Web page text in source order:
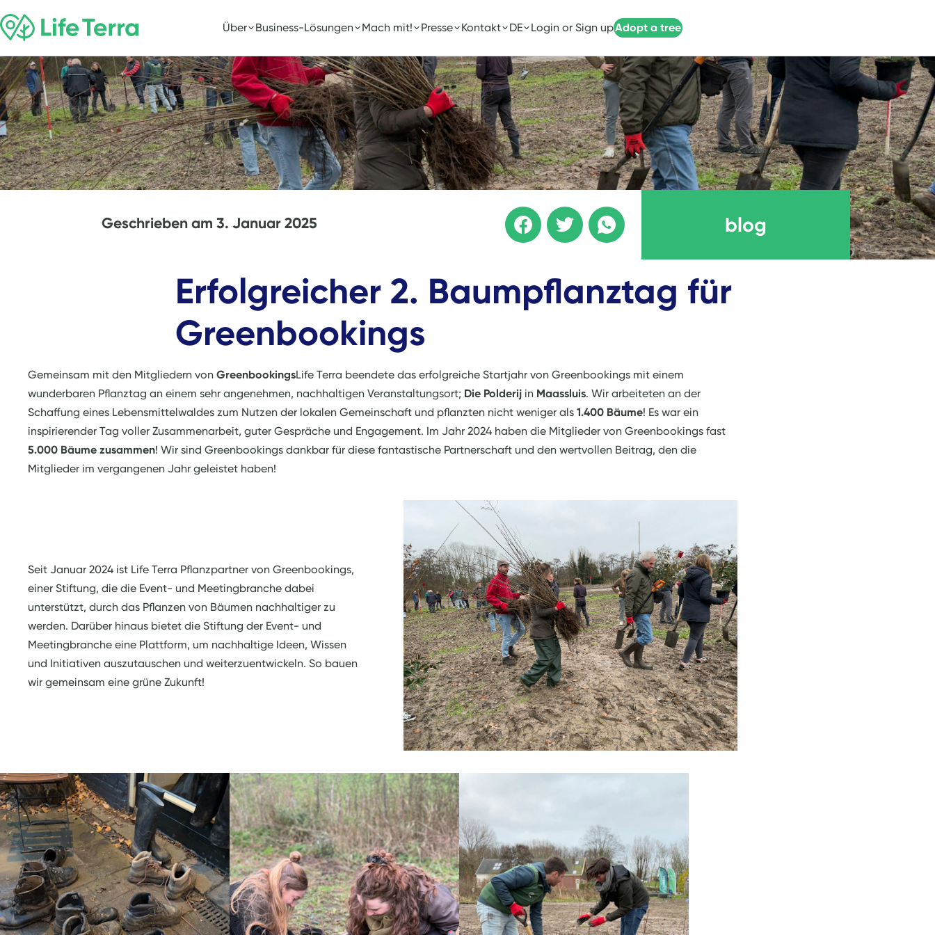
Über Business-Lösungen Mach mit! Presse Kontakt DE Login or Sign upAdopt a tree
Geschrieben am 3. Januar 2025 blog
Erfolgreicher 2. Baumpflanztag für
Greenbookings
Gemeinsam mit den Mitgliedern von GreenbookingsLife Terra beendete das erfolgreiche Startjahr von Greenbookings mit einem
wunderbaren Pflanztag an einem sehr angenehmen, nachhaltigen Veranstaltungsort; Die Polderij in Maassluis. Wir arbeiteten an der
Schaffung eines Lebensmittelwaldes zum Nutzen der lokalen Gemeinschaft und pflanzten nicht weniger als 1.400 Bäume! Es war ein
inspirierender Tag voller Zusammenarbeit, guter Gespräche und Engagement. Im Jahr 2024 haben die Mitglieder von Greenbookings fast
5.000 Bäume zusammen! Wir sind Greenbookings dankbar für diese fantastische Partnerschaft und den wertvollen Beitrag, den die
Mitglieder im vergangenen Jahr geleistet haben!
Seit Januar 2024 ist Life Terra Pflanzpartner von Greenbookings,
einer Stiftung, die die Event- und Meetingbranche dabei
unterstützt, durch das Pflanzen von Bäumen nachhaltiger zu
werden. Darüber hinaus bietet die Stiftung der Event- und
Meetingbranche eine Plattform, um nachhaltige Ideen, Wissen
und Initiativen auszutauschen und weiterzuentwickeln. So bauen
wir gemeinsam eine grüne Zukunft!